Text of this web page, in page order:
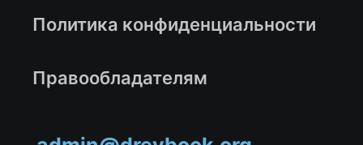
Политика конфиденциальности
Правообладателям